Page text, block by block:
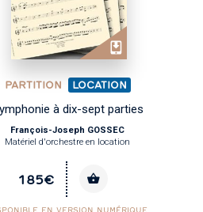
PARTITION LOCATION
à dix-sept parties
François-Joseph GOSSEC
Matériel d'orchestre en location
185€